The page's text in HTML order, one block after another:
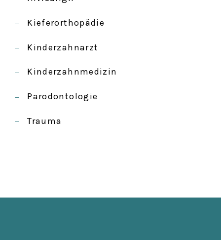
Kieferorthopädie
Kinderzahnarzt
Kinderzahnmedizin
Parodontologie
Trauma